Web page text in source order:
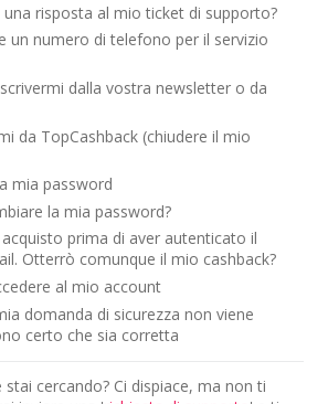
risposta al mio ticket di supporto?
un numero di telefono per il servizio
dalla vostra newsletter o da
da TopCashback (chiudere il mio
mia password
la mia password?
prima di aver autenticato il
Otterrò comunque il mio cashback?
al mio account
domanda di sicurezza non viene
certo che sia corretta
cercando? Ci dispiace, ma non ti